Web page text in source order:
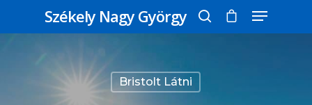
Üss egy entert a kereséshez, vagy nyomd
meg az ESC gombot a bezáráshoz
Székely Nagy György
Bristolt Látni